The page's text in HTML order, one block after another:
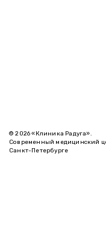
© 2026 «Клиника Радуга».
Современный медицинский
Санкт-Петербурге